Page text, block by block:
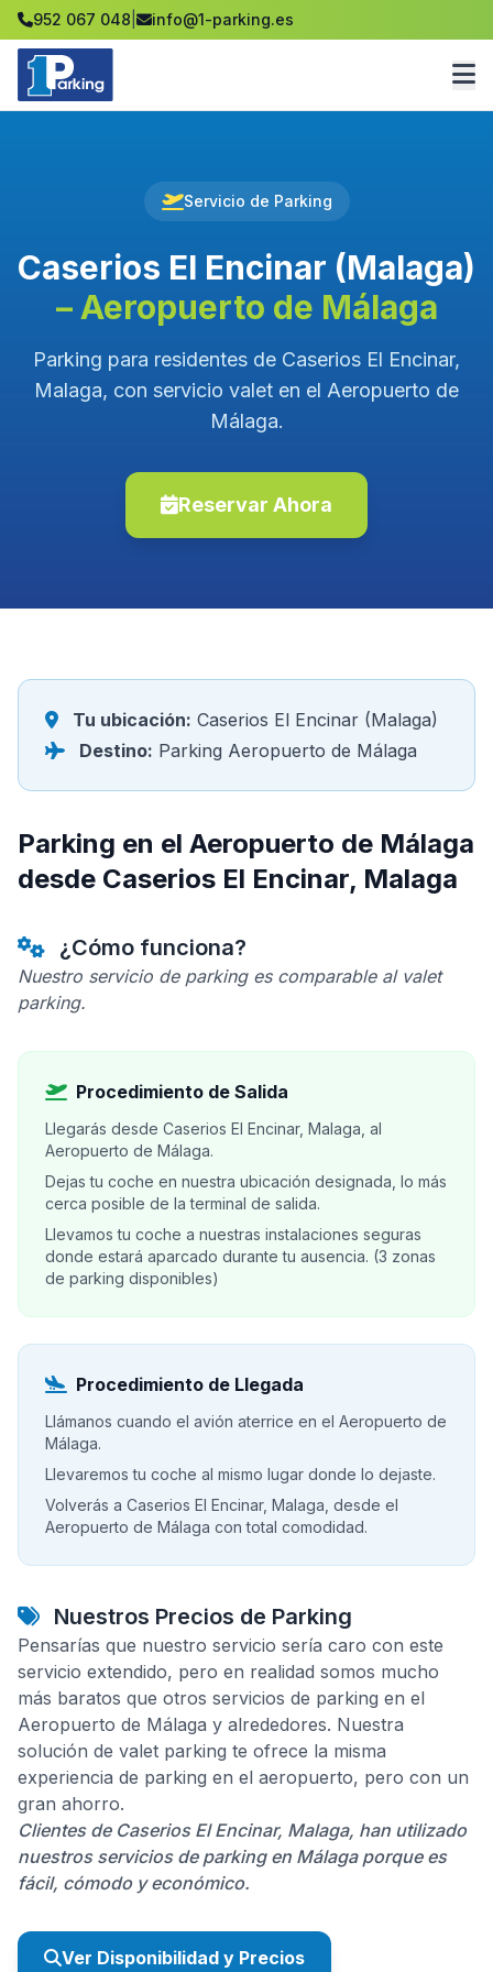
952 067 048 info@1-parking.es
Servicio de Parking
Caserios El Encinar (Malaga)
– Aeropuerto de Málaga
Parking para residentes de Caserios El Encinar,
Malaga, con servicio valet en el Aeropuerto de
Málaga.
Reservar Ahora
Tu ubicación: Caserios El Encinar (Malaga)
Destino: Parking Aeropuerto de Málaga
Parking en el Aeropuerto de Málaga
desde Caserios El Encinar, Malaga
¿Cómo funciona?
Nuestro servicio de parking es comparable al valet
parking.
Procedimiento de Salida
Llegarás desde Caserios El Encinar, Malaga, al
Aeropuerto de Málaga.
Dejas tu coche en nuestra ubicación designada, lo más
cerca posible de la terminal de salida.
Llevamos tu coche a nuestras instalaciones seguras
donde estará aparcado durante tu ausencia. (3 zonas
de parking disponibles)
Procedimiento de Llegada
Llámanos cuando el avión aterrice en el Aeropuerto de
Málaga.
Llevaremos tu coche al mismo lugar donde lo dejaste.
Volverás a Caserios El Encinar, Malaga, desde el
Aeropuerto de Málaga con total comodidad.
Nuestros Precios de Parking
Pensarías que nuestro servicio sería caro con este
servicio extendido, pero en realidad somos mucho
más baratos que otros servicios de parking en el
Aeropuerto de Málaga y alrededores. Nuestra
solución de valet parking te ofrece la misma
experiencia de parking en el aeropuerto, pero con un
gran ahorro.
Clientes de Caserios El Encinar, Malaga, han utilizado
nuestros servicios de parking en Málaga porque es
fácil, cómodo y económico.
Ver Disponibilidad y Precios